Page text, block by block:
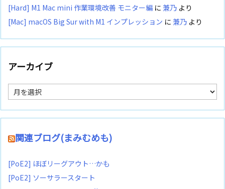
[Hard] M1 Mac mini 作業環境改善 モニター編 に 兼乃 より
[Mac] macOS Big Sur with M1 インプレッション に 兼乃 より
アーカイブ
ア
ー
カ
イ
関連ブログ(まみむめも)
[PoE2] ほぼリーグアウト…かも
[PoE2] ソーサラースタート